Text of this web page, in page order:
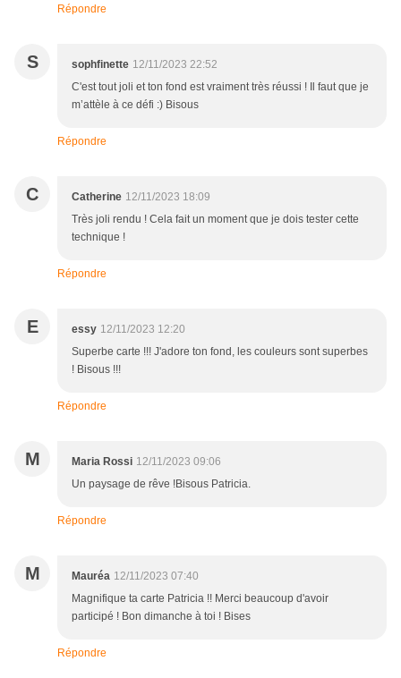
Répondre
S sophfinette 12/11/2023 22:52
C'est tout joli et ton fond est vraiment très réussi ! Il faut que je
m’attèle à ce défi :) Bisous
Répondre
C Catherine 12/11/2023 18:09
Très joli rendu ! Cela fait un moment que je dois tester cette
technique !
Répondre
E essy 12/11/2023 12:20
Superbe carte !!! J'adore ton fond, les couleurs sont superbes
! Bisous !!!
Répondre
M Maria Rossi 12/11/2023 09:06
Un paysage de rêve !Bisous Patricia.
Répondre
M Mauréa 12/11/2023 07:40
Magnifique ta carte Patricia !! Merci beaucoup d'avoir
participé ! Bon dimanche à toi ! Bises
Répondre